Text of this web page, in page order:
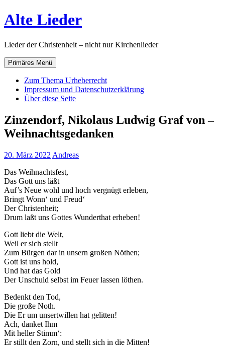
Zum
Inhalt
Alte Lieder
Lieder der Christenheit – nicht nur Kirchenlieder
Primäres Menü
Zum Thema Urheberrecht
Impressum und Datenschutzerklärung
Über diese Seite
Zinzendorf, Nikolaus Ludwig Graf von –
Weihnachtsgedanken
20. März 2022 Andreas
Das Weihnachtsfest,
Das Gott uns läßt
Auf’s Neue wohl und hoch vergnügt erleben,
Bringt Wonn‘ und Freud‘
Der Christenheit;
Drum laßt uns Gottes Wunderthat erheben!
Gott liebt die Welt,
Weil er sich stellt
Zum Bürgen dar in unsern großen Nöthen;
Gott ist uns hold,
Und hat das Gold
Der Unschuld selbst im Feuer lassen löthen.
Bedenkt den Tod,
Die große Noth.
Die Er um unsertwillen hat gelitten!
Ach, danket Ihm
Mit heller Stimm‘:
Er stillt den Zorn, und stellt sich in die Mitten!